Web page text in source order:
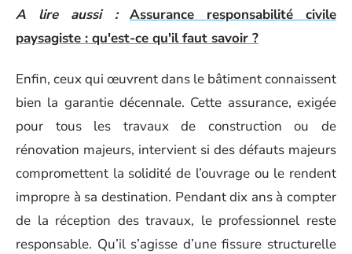
A lire aussi :
Assurance responsabilité civile
paysagiste : qu'est-ce qu'il faut savoir ?
Enfin, ceux qui œuvrent dans le bâtiment connaissent
bien la garantie décennale. Cette assurance, exigée
pour tous les travaux de construction ou de
rénovation majeurs, intervient si des défauts majeurs
compromettent la solidité de l’ouvrage ou le rendent
impropre à sa destination. Pendant dix ans à compter
de la réception des travaux, le professionnel reste
responsable. Qu’il s’agisse d’une fissure structurelle